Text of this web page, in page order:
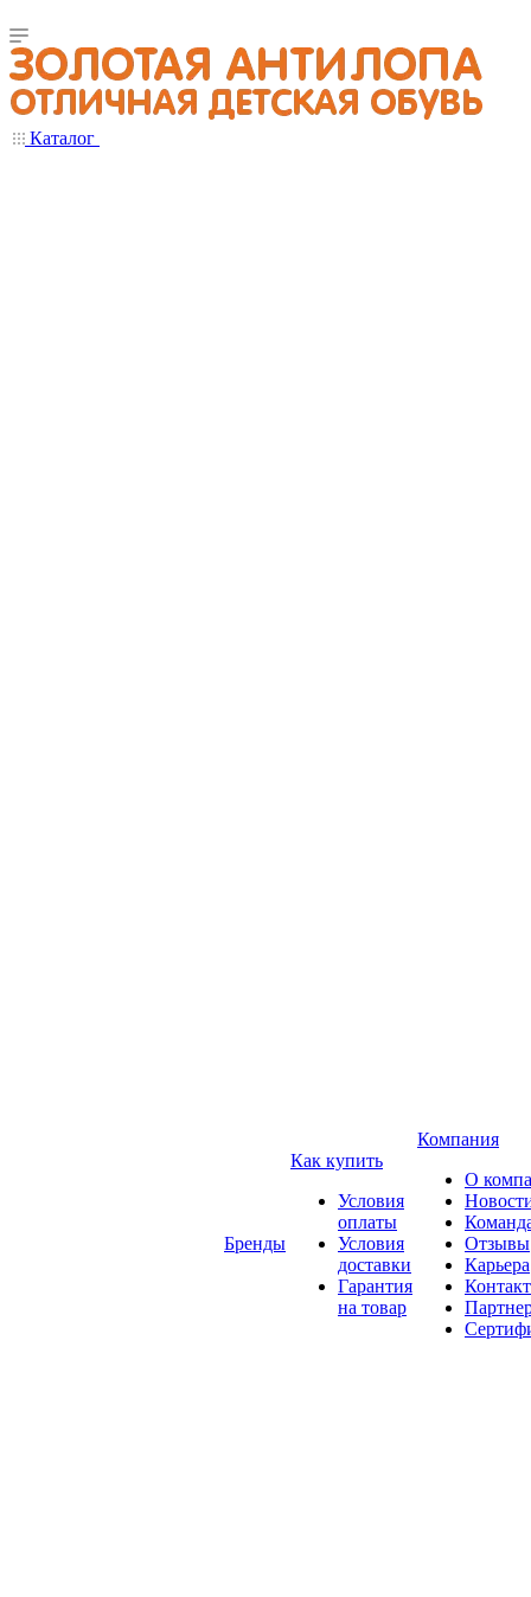
Каталог
Бренды
Как купить
Условия
оплаты
Условия
доставки
Гарантия
на товар
Компания
О
Отзывы
Карьера